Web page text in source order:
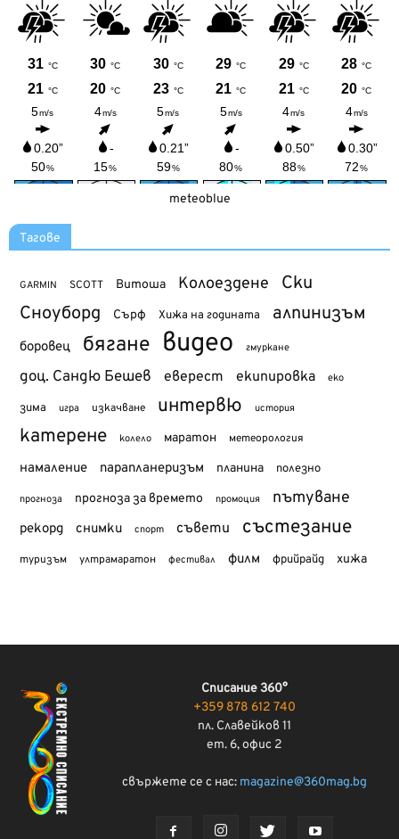
meteoblue
Тагове
GARMIN SCOTT Витоша Колоездене Ски
Сноуборд Сърф Хижа на годината алпинизъм
боровец бягане видео гмуркане
доц. Сандю Бешев еверест екипировка еко
зима игра изкачване интервю история
катерене колело маратон метеорология
намаление парапланеризъм планина полезно
прогноза прогноза за времето промоция пътуване
рекорд снимки спорт съвети състезание
туризъм ултрамаратон фестивал филм фрийрайд хижа
Списание 360°
+359 878 612 740
пл. Славейков 11
ет. 6, офис 2
свържете се с нас: magazine@360mag.bg